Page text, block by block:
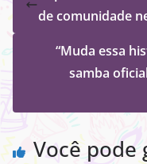
de comunidade
“Muda essa
samba
Você pode